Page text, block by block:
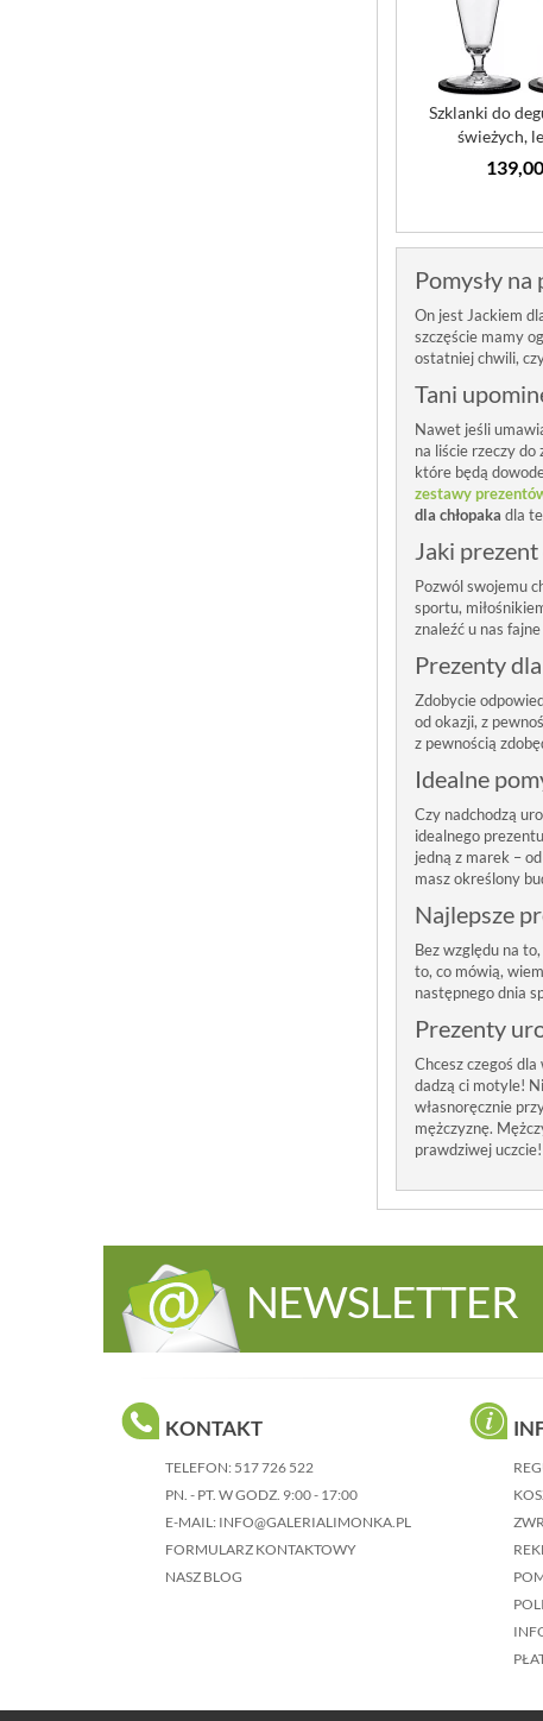
Szklanki do
świeżych,
Pomysły na
On jest Jackiem
szczęście mamy
ostatniej chwili,
Tani
Nawet jeśli
na liście rzeczy
które będą
zestawy
dla chłopaka dla
Jaki prezent
Pozwól swojemu
sportu,
znaleźć u nas
Prezenty
Zdobycie
od okazji, z
z pewnością
Idealne
Czy nadchodzą
idealnego
jedną z marek – od
masz określony
Najlepsze
Bez względu na
to, co mówią,
następnego dnia
Prezenty
Chcesz czegoś
dadzą ci motyle!
własnoręcznie
mężczyznę.
prawdziwej uczcie!
NEWSLETTER
KONTAKT
TELEFON: 517 726 522
PN. - PT. W GODZ. 9:00 - 17:00
E-MAIL: INFO@GALERIALIMONKA.PL
FORMULARZ KONTAKTOWY
NASZ BLOG